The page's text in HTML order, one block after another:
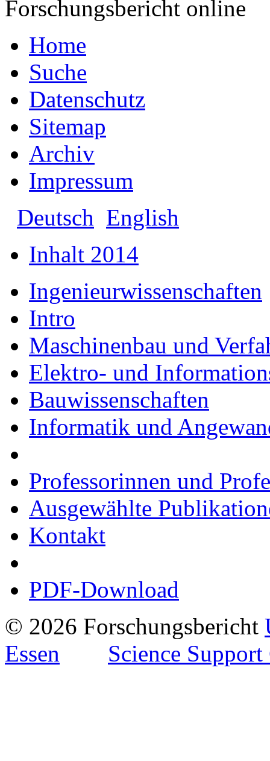
Forschungsbericht online
Home
Suche
Datenschutz
Sitemap
Archiv
Impressum
Deutsch English
Inhalt 2014
Ingenieurwissenschaften
Intro
Maschinenbau und
Elektro- und
Bauwissenschaften
Informatik und
Professorinnen und
Ausgewählte
Kontakt
PDF-Download
© 2026 Forschungsbericht
Essen
Science